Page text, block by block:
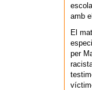
amb
El
per